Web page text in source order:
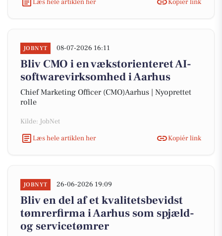
JOBNYT 08-07-2026 16:11
Bliv CMO i en vækstorienteret AI-
softwarevirksomhed i Aarhus
Chief Marketing Officer (CMO)Aarhus | Nyoprettet
rolle
Kilde: JobNet
Læs hele artiklen her
Kopiér link
JOBNYT 26-06-2026 19:09
Bliv en del af et kvalitetsbevidst
tømrerfirma i Aarhus som spjæld-
og servicetømrer